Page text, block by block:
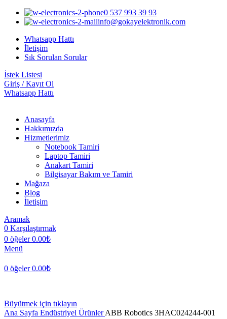
0 537 993 39 93
info@gokayelektronik.com
Whatsapp Hattı
İletişim
Sık Sorulan Sorular
İstek Listesi
Giriş / Kayıt Ol
Whatsapp Hattı
Anasayfa
Hakkımızda
Hizmetlerimiz
Notebook Tamiri
Laptop Tamiri
Anakart Tamiri
Bilgisayar Bakım ve Tamiri
Mağaza
Blog
İletişim
Aramak
0 Karşılaştırmak
0 öğeler 0.00₺
Menü
0 öğeler 0.00₺
Büyütmek için tıklayın
Ana Sayfa Endüstriyel ÜrünlerABB Robotics 3HAC024244-001